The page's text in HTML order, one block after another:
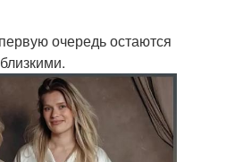
очередь остаются